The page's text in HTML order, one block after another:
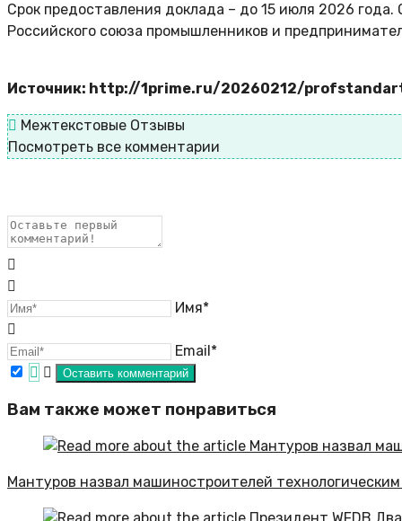
Срок предоставления доклада – до 15 июля 2026
Российского союза промышленников и
Источник: http://1prime.ru/20260212/
Межтекстовые Отзывы
Посмотреть все комментарии
Имя*
Email*
Вам также может понравиться
Мантуров назвал машиностроителей